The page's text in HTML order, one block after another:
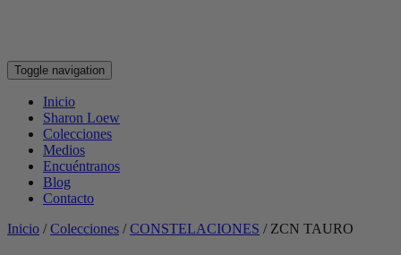
Toggle navigation
Inicio
Sharon Loew
Colecciones
Medios
Encuéntranos
Blog
Contacto
Inicio /Colecciones /CONSTELACIONES / ZCN TAURO